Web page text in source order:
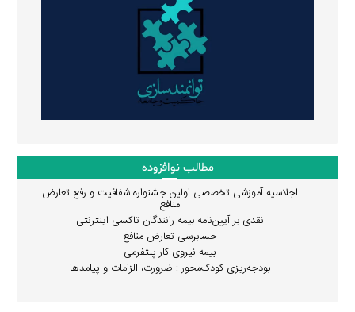
مطالب نوافزوده
اجلاسیه آموزشی تخصصی اولین جشنواره شفافیت و رفع تعارض
منافع
نقدی بر آیین‌نامه بیمه رانندگان تاکسی اینترنتی
حسابرسی تعارض منافع
بیمه نیروی کار پلتفرمی
بودجه‌ریزی کودک‌محور : ضرورت، الزامات و پیامدها